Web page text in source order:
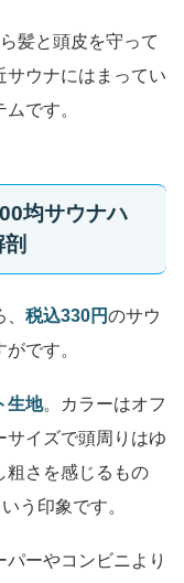
髪と頭皮を守って
サウナにはまってい
です。
均サウナハ
税込330円のサウ
です。
生地。カラーはオフ
サイズで頭周りはゆ
粗さを感じるもの
う印象です。
ーやコンビニより